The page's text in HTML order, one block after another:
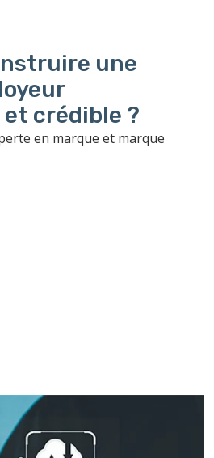
une
crédible ?
en marque et marque